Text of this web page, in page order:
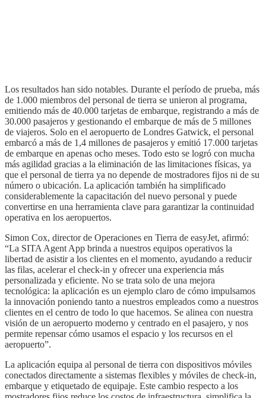
Los resultados han sido notables. Durante el período de prueba, más
de 1.000 miembros del personal de tierra se unieron al programa,
emitiendo más de 40.000 tarjetas de embarque, registrando a más de
30.000 pasajeros y gestionando el embarque de más de 5 millones
de viajeros. Solo en el aeropuerto de Londres Gatwick, el personal
embarcó a más de 1,4 millones de pasajeros y emitió 17.000 tarjetas
de embarque en apenas ocho meses. Todo esto se logró con mucha
más agilidad gracias a la eliminación de las limitaciones físicas, ya
que el personal de tierra ya no depende de mostradores fijos ni de su
número o ubicación. La aplicación también ha simplificado
considerablemente la capacitación del nuevo personal y puede
convertirse en una herramienta clave para garantizar la continuidad
operativa en los aeropuertos.
Simon Cox, director de Operaciones en Tierra de easyJet, afirmó:
“La SITA Agent App brinda a nuestros equipos operativos la
libertad de asistir a los clientes en el momento, ayudando a reducir
las filas, acelerar el check-in y ofrecer una experiencia más
personalizada y eficiente. No se trata solo de una mejora
tecnológica: la aplicación es un ejemplo claro de cómo impulsamos
la innovación poniendo tanto a nuestros empleados como a nuestros
clientes en el centro de todo lo que hacemos. Se alinea con nuestra
visión de un aeropuerto moderno y centrado en el pasajero, y nos
permite repensar cómo usamos el espacio y los recursos en el
aeropuerto”.
La aplicación equipa al personal de tierra con dispositivos móviles
conectados directamente a sistemas flexibles y móviles de check-in,
embarque y etiquetado de equipaje. Este cambio respecto a los